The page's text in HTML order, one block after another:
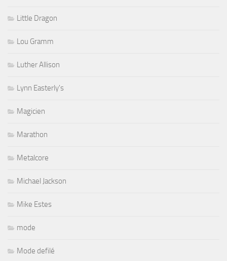
Little Dragon
Lou Gramm
Luther Allison
Lynn Easterly's
Magicien
Marathon
Metalcore
Michael Jackson
Mike Estes
mode
Mode defilé